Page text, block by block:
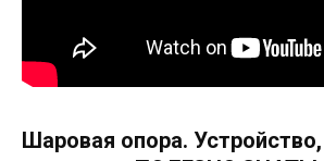
Шаровая опора.